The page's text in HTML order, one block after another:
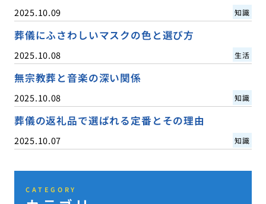
2025.10.09 知識
葬儀にふさわしいマスクの色と選び方
2025.10.08 生活
無宗教葬と音楽の深い関係
2025.10.08 知識
葬儀の返礼品で選ばれる定番とその理由
2025.10.07 知識
CATEGORY